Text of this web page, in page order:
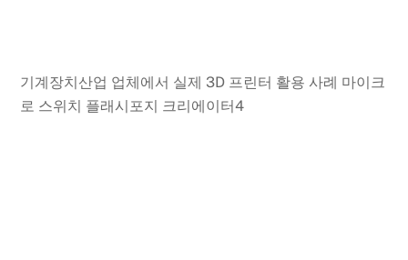
기계장치산업 업체에서 실제 3D 프린터 활용 사례 마이크
로 스위치 플래시포지 크리에이터4